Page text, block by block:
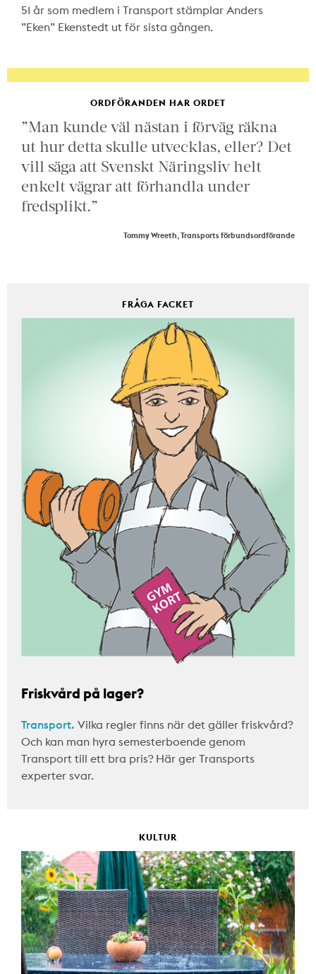
51 år som medlem i Transport stämplar Anders
”Eken” Ekenstedt ut för sista gången.
ORDFÖRANDEN HAR ORDET
”Man kunde väl nästan i förväg räkna
ut hur detta skulle utvecklas, eller? Det
vill säga att Svenskt Näringsliv helt
enkelt vägrar att förhandla under
fredsplikt.”
Tommy Wreeth, Transports förbundsordförande
FRÅGA FACKET
Friskvård på lager?
Transport. Vilka regler finns när det gäller friskvård?
Och kan man hyra semesterboende genom
Transport till ett bra pris? Här ger Transports
experter svar.
KULTUR